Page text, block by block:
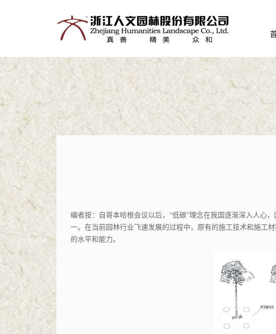
编者按：自哥本哈根会议以后，“低碳”理念在我国逐渐深入人心
一。在当前园林行业飞速发展的过程中，原有的施工技术和施工
的水平和能力。